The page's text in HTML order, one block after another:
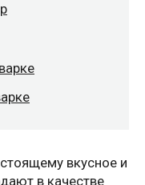
вкусное и
в качестве